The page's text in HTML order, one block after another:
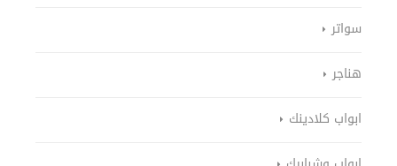
سواتر
هناجر
ابواب كلادينك